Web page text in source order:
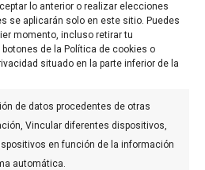
lo anterior o realizar elecciones
se aplicarán solo en este sitio. Puedes
momento, incluso retirar tu
de la Política de cookies o
situado en la parte inferior de la
de datos procedentes de otras
Vincular diferentes dispositivos,
en función de la información
automática.